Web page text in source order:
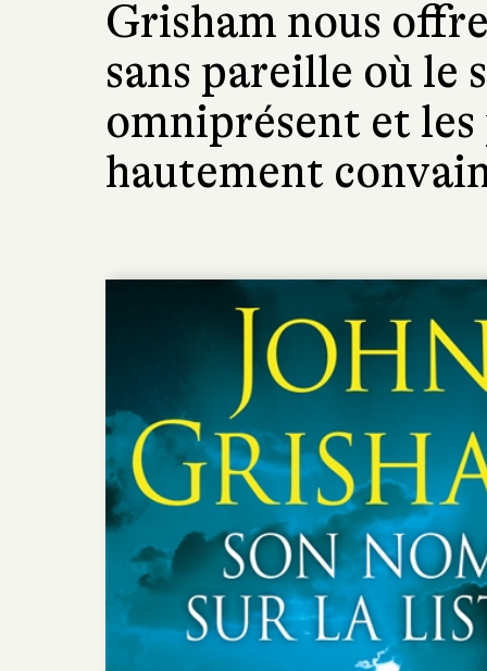
Grisham nous
sans pareille où le
omniprésent et les
hautement